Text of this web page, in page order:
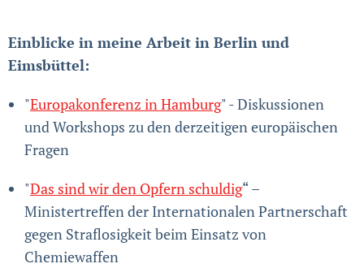
Einblicke in meine Arbeit in Berlin und
Eimsbüttel:
"Europakonferenz in Hamburg" - Diskussionen
und Workshops zu den derzeitigen europäischen
Fragen
"Das sind wir den Opfern schuldig“ –
Ministertreffen der Internationalen Partnerschaft
gegen Straflosigkeit beim Einsatz von
Chemiewaffen